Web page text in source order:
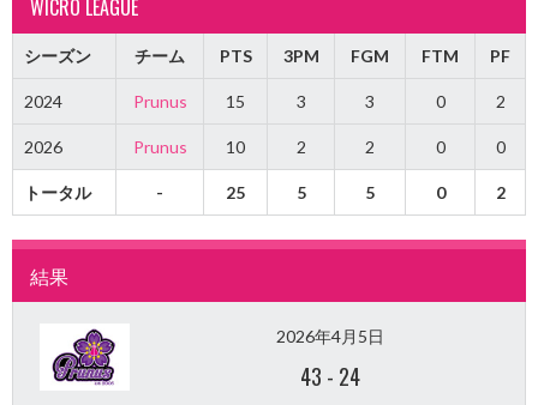
WICRO LEAGUE
シーズン チーム PTS 3PM FGM FTM PF
2024 Prunus 15 3 3 0 2
2026 Prunus 10 2 2 0 0
トータル - 25 5 5 0 2
結果
2026年4月5日
43 - 24